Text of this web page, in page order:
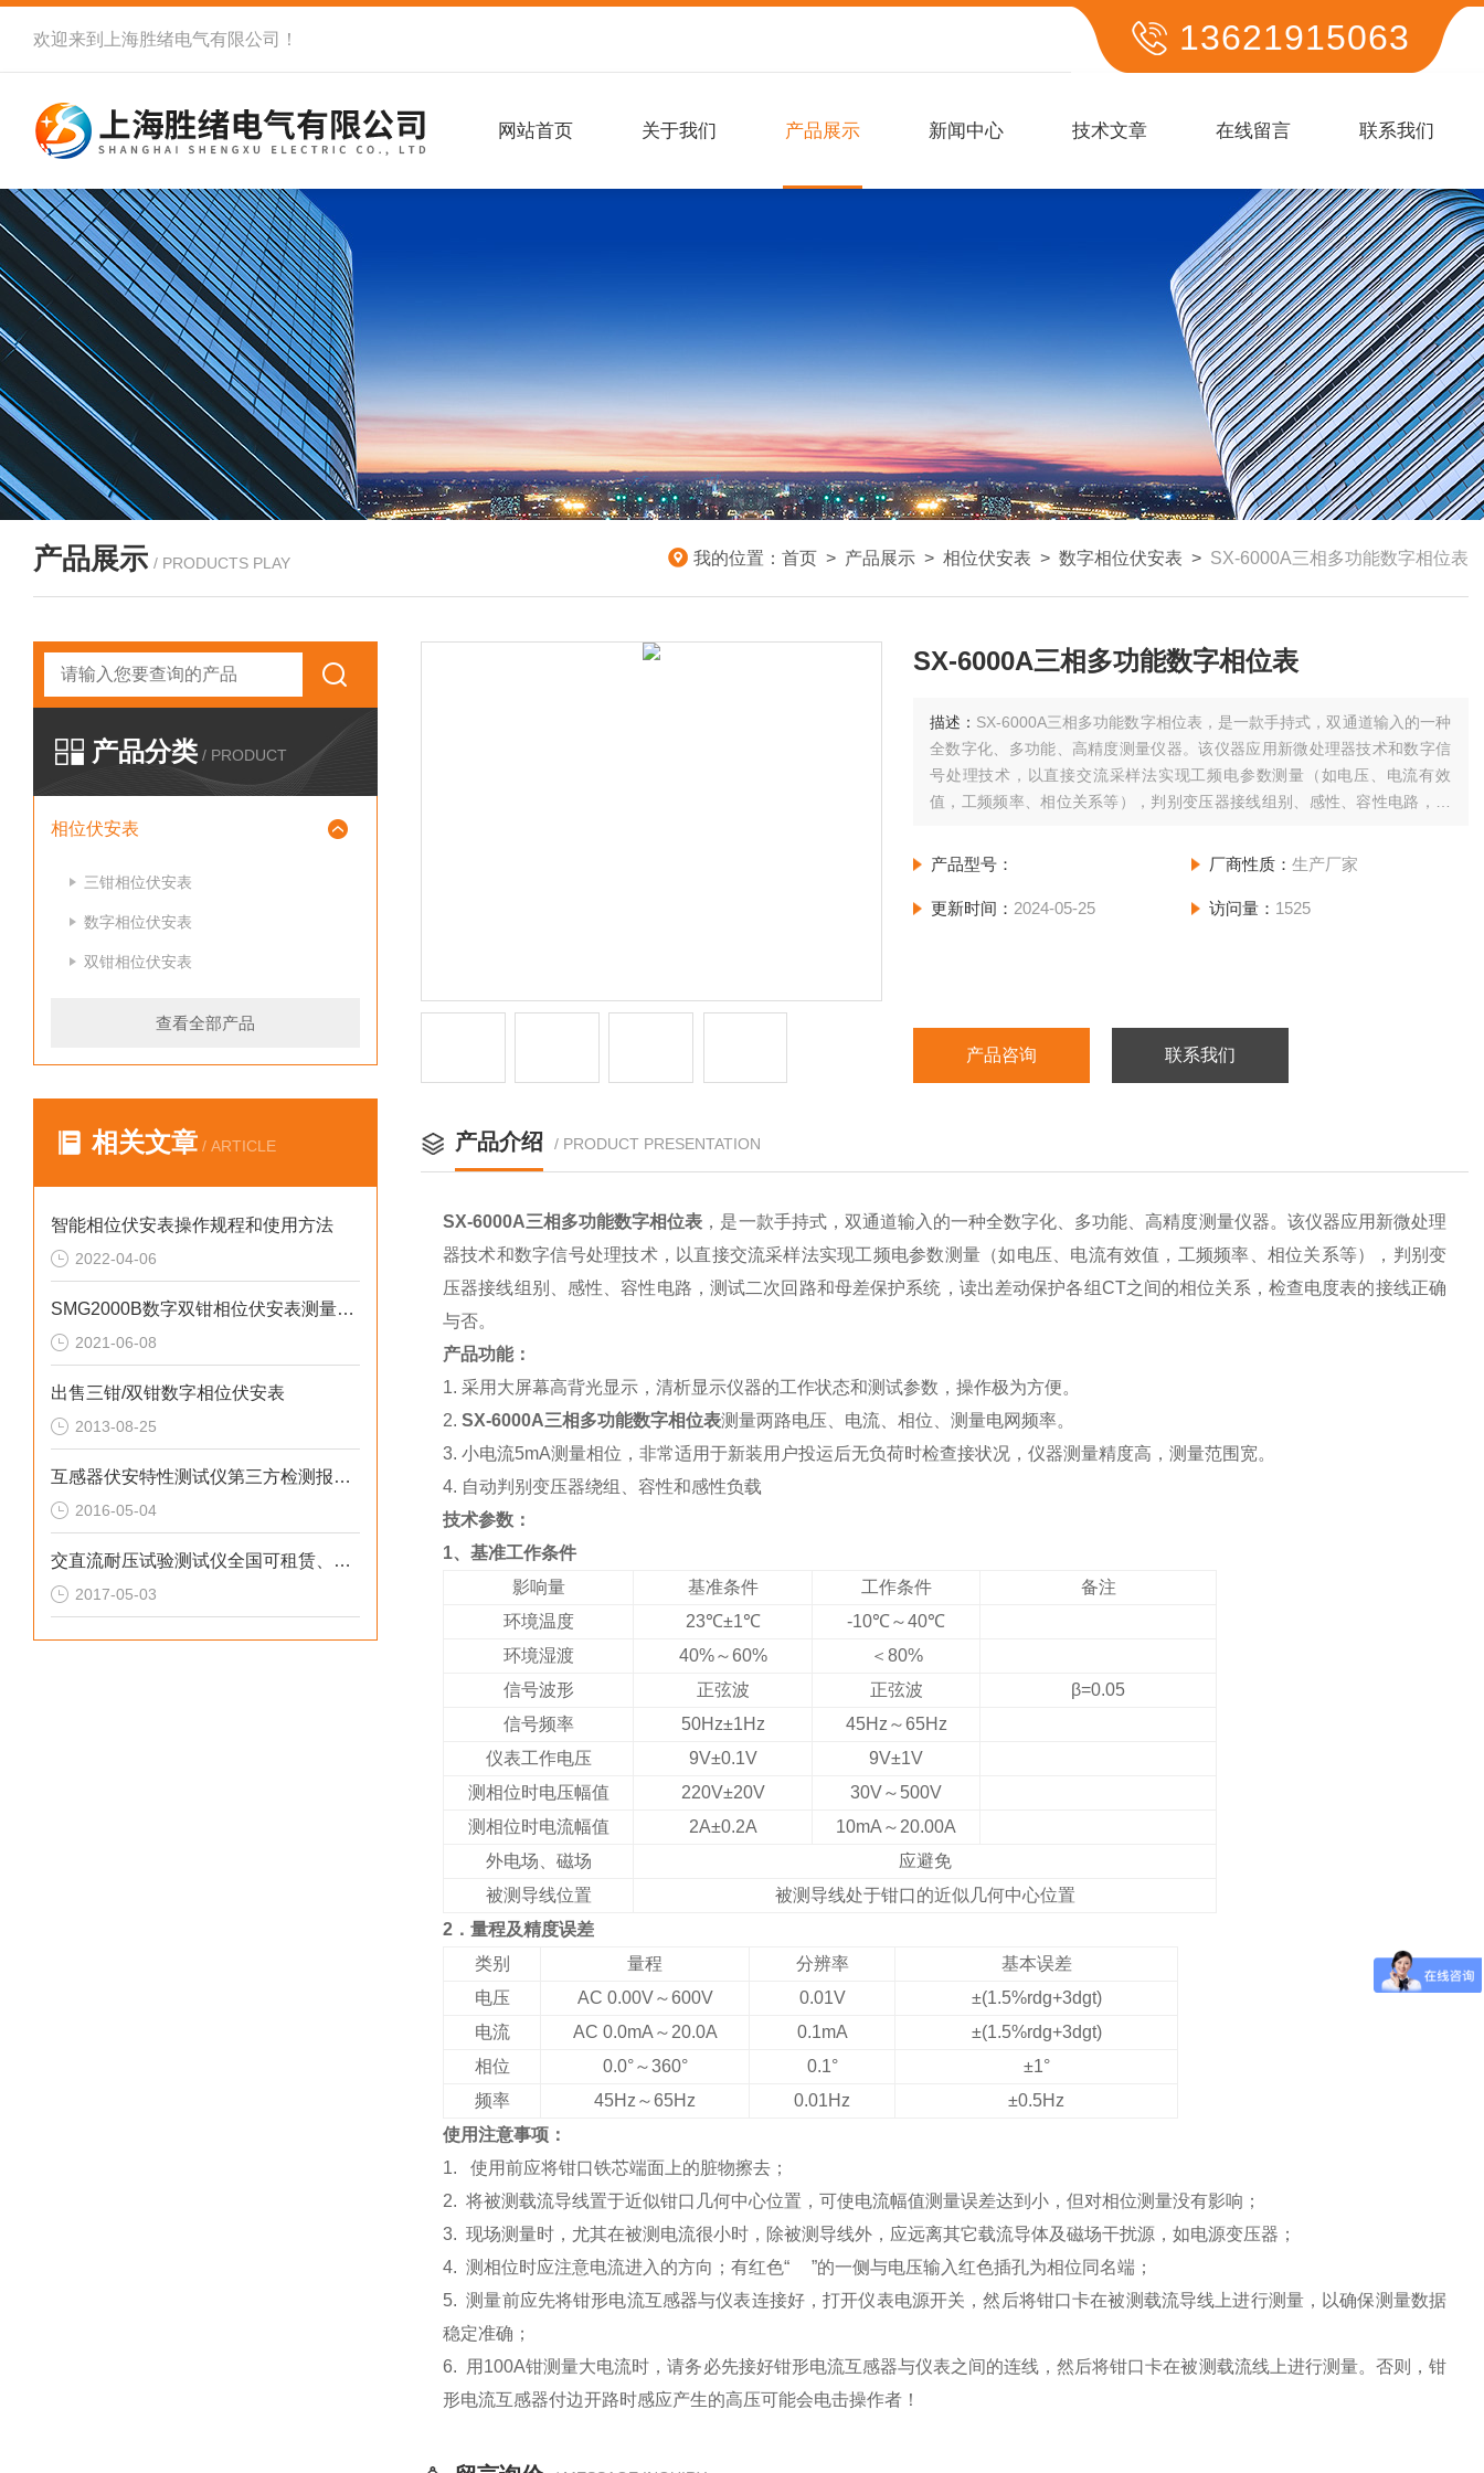
欢迎来到 上海胜绪电气有限公司 ！ 13621915063
网站首页 关于我们 产品展示 新闻中心 技术文章 在线留言 联系我们
产品展示 / PRODUCTS PLAY 我的位置： 首页 > 产品展示 > 相位伏安表 > 数字相位伏安表 > SX-6000A三相多功能数字相位表
产品分类 / PRODUCT
相位伏安表
三钳相位伏安表
数字相位伏安表
双钳相位伏安表
查看全部产品
相关文章 / ARTICLE
智能相位伏安表操作规程和使用方法
2022-04-06
SMG2000B数字双钳相位伏安表测量线如何连接
2021-06-08
出售三钳/双钳数字相位伏安表
2013-08-25
互感器伏安特性测试仪第三方检测报告检测结果
2016-05-04
交直流耐压试验测试仪全国可租赁、出售打耐压
2017-05-03
SX-6000A三相多功能数字相位表
描述： SX-6000A三相多功能数字相位表，是一款手持式，双通道输入的一种
全数字化、多功能、高精度测量仪器。该仪器应用新微处理器技术和数字信
号处理技术，以直接交流采样法实现工频电参数测量（如电压、电流有效
值，工频频率、相位关系等），判别变压器接线组别、感性、容性电路，测
度表的接线正确与否。
产品型号： 厂商性质： 生产厂家
更新时间： 2024-05-25 访问量： 1525
产品咨询 联系我们
产品介绍 / PRODUCT PRESENTATION
SX-6000A三相多功能数字相位表 ，是一款手持式，双通道输入的一种全数字化、多功能、高精度测量仪器。该仪器应用新微处理
器技术和数字信号处理技术，以直接交流采样法实现工频电参数测量（如电压、电流有效值，工频频率、相位关系等），判别变
压器接线组别、感性、容性电路，测试二次回路和母差保护系统，读出差动保护各组CT之间的相位关系，检查电度表的接线正确
与否。
产品功能：
1. 采用大屏幕高背光显示，清析显示仪器的工作状态和测试参数，操作极为方便。
2. SX-6000A三相多功能数字相位表测量两路电压、电流、相位、测量电网频率。
3. 小电流5mA测量相位，非常适用于新装用户投运后无负荷时检查接状况，仪器测量精度高，测量范围宽。
4. 自动判别变压器绕组、容性和感性负载
技术参数：
1、基准工作条件
影响量
基准条件 工作条件
备注
环境温度
23℃±1℃
-10℃～40℃
环境湿渡
40%～60%
＜80%
信号波形
正弦波 正弦波
β=0.05
信号频率
50Hz±1Hz
45Hz～65Hz
仪表工作电压
9V±0.1V
9V±1V
测相位时电压幅值
220V±20V
30V～500V
测相位时电流幅值
2A±0.2A
10mA～20.00A
外电场、磁场
应避免
被测导线位置
被测导线处于钳口的近似几何中心位置
2． 量程及精度误差
类别
量程 分辨率
基本误差
电压
AC 0.00V～600V 0.01V
±(1.5%rdg+3dgt)
电流
AC 0.0mA～20.0A 0.1mA
±(1.5%rdg+3dgt)
相位
0.0°～360° 0.1°
±1°
频率
45Hz～65Hz 0.01Hz
±0.5Hz
使用注意事项：
1. 使用前应将钳口铁芯端面上的脏物擦去；
2. 将被测载流导线置于近似钳口几何中心位置，可使电流幅值测量误差达到小，但对相位测量没有影响；
3. 现场测量时，尤其在被测电流很小时，除被测导线外，应远离其它载流导体及磁场干扰源，如电源变压器；
4. 测相位时应注意电流进入的方向；有红色“ ”的一侧与电压输入红色插孔为相位同名端；
5. 测量前应先将钳形电流互感器与仪表连接好，打开仪表电源开关，然后将钳口卡在被测载流导线上进行测量，以确保测量数据
稳定准确；
6. 用100A钳测量大电流时，请务必先接好钳形电流互感器与仪表之间的连线，然后将钳口卡在被测载流线上进行测量。否则，钳
形电流互感器付边开路时感应产生的高压可能会电击操作者！